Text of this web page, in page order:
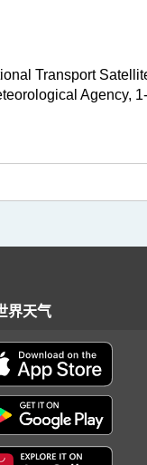
Transport
Agency,
界天气